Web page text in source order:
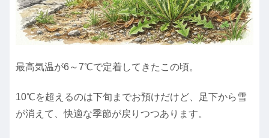
最高気温が6～7℃で定着してきたこの頃。
10℃を超えるのは下旬までお預けだけど、足下から雪
が消えて、快適な季節が戻りつつあります。